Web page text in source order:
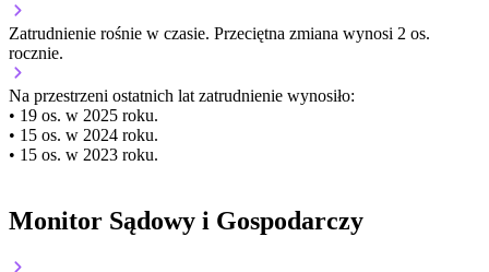
Zatrudnienie rośnie w czasie. Przeciętna zmiana wynosi 2 os.
rocznie.
Na przestrzeni ostatnich lat zatrudnienie wynosiło:
• 19 os. w 2025 roku.
• 15 os. w 2024 roku.
• 15 os. w 2023 roku.
Monitor Sądowy i Gospodarczy